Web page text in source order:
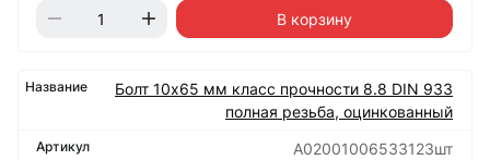
В корзину
Болт 10х65 мм класс прочности 8.8 DIN 933
полная резьба, оцинкованный
А02001006533123шт